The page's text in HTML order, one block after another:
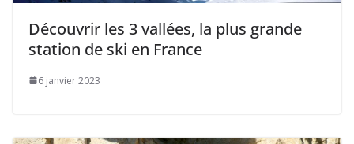
Découvrir les 3 vallées, la plus grande
station de ski en France
6 janvier 2023